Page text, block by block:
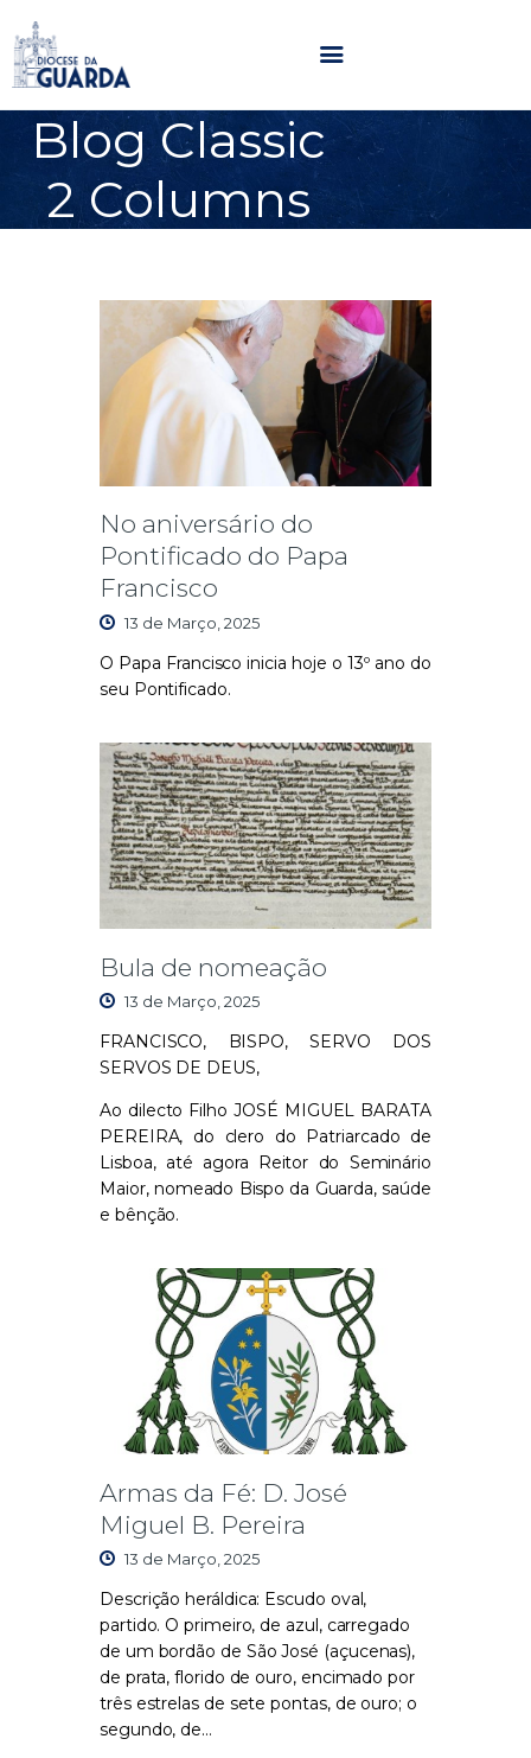
Blog Classic
2 Columns
HOME
DIOCESE
SECRETARIADOS
NOTÍCIAS
AGENDA
MULTIMÉDIA
SENTIR COM A IGREJA
CONTACTOS
No aniversário do
Pontificado do Papa
Francisco
13 de Março, 2025
O Papa Francisco inicia hoje o 13º ano do
seu Pontificado.
Bula de nomeação
13 de Março, 2025
FRANCISCO, BISPO, SERVO DOS
SERVOS DE DEUS,
Ao dilecto Filho JOSÉ MIGUEL BARATA
PEREIRA, do clero do Patriarcado de
Lisboa, até agora Reitor do Seminário
Maior, nomeado Bispo da Guarda, saúde
e bênção.
Armas da Fé: D. José
Miguel B. Pereira
13 de Março, 2025
Descrição heráldica: Escudo oval,
partido. O primeiro, de azul, carregado
de um bordão de São José (açucenas),
de prata, florido de ouro, encimado por
três estrelas de sete pontas, de ouro; o
segundo, de…